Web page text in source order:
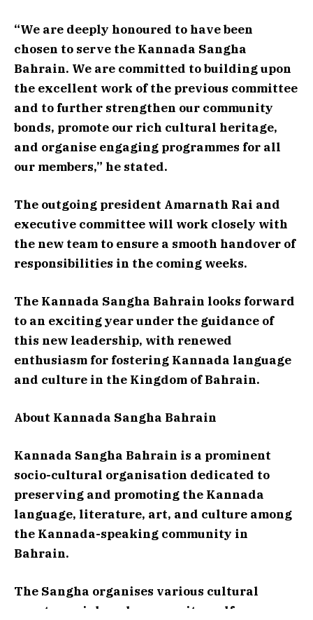
“We are deeply honoured to have been
chosen to serve the Kannada Sangha
Bahrain. We are committed to building upon
the excellent work of the previous committee
and to further strengthen our community
bonds, promote our rich cultural heritage,
and organise engaging programmes for all
our members,” he stated.
The outgoing president Amarnath Rai and
executive committee will work closely with
the new team to ensure a smooth handover of
responsibilities in the coming weeks.
The Kannada Sangha Bahrain looks forward
to an exciting year under the guidance of
this new leadership, with renewed
enthusiasm for fostering Kannada language
and culture in the Kingdom of Bahrain.
About Kannada Sangha Bahrain
Kannada Sangha Bahrain is a prominent
socio-cultural organisation dedicated to
preserving and promoting the Kannada
language, literature, art, and culture among
the Kannada-speaking community in
Bahrain.
The Sangha organises various cultural
events, social, and community welfare